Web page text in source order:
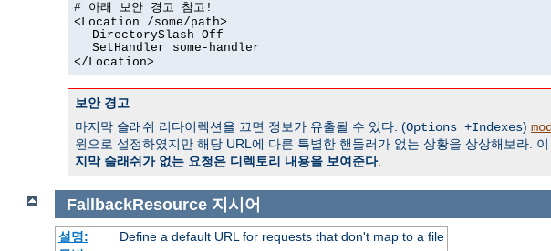
# 아래 보안 경고 참고!
<Location /some/path>
DirectorySlash Off
SetHandler some-handler
</Location>
보안 경고
마지막 슬래쉬 리다이렉션을 끄면 정보가 유출될 수 있다. (Options +Indexes)
원으로 설정하였지만 해당 URL에 다른 특별한 핸들러가 없는 상황을 상상해보라.
지막 슬래쉬가 없는 요청은 디렉토리 내용을 보여준다.
FallbackResource 지시어
설명:
Define a default URL for requests that don't map to a file